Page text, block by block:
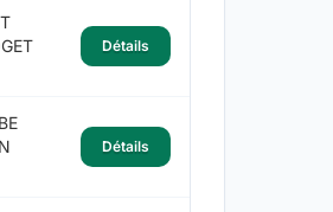
Détails
Détails